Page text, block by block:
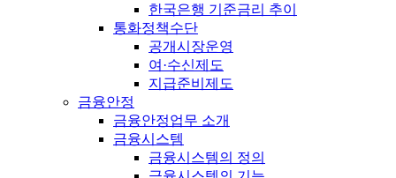
한국은행 기준금리 추이
통화정책수단
공개시장운영
여·수신제도
지급준비제도
금융안정
금융안정업무 소개
금융시스템
금융시스템의 정의